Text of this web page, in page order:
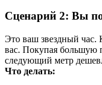
Сценарий 2: Вы
Это ваш звездный час.
вас. Покупая большую
следующий метр
Что делать: